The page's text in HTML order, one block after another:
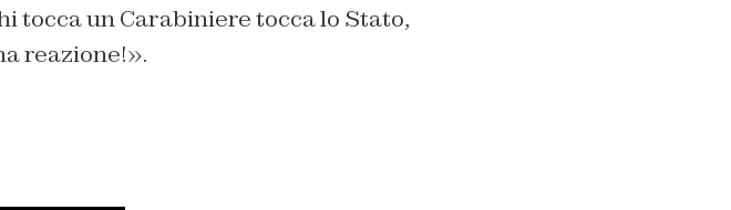
tocca un Carabiniere tocca lo Stato,
reazione!».